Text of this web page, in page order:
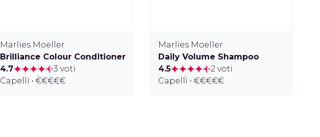
Marlies Moeller
Brilliance Colour Conditioner
4.7
3 voti
Capelli • €€€€€
Marlies Moeller
Daily Volume Shampoo
4.5
2 voti
Capelli • €€€€€